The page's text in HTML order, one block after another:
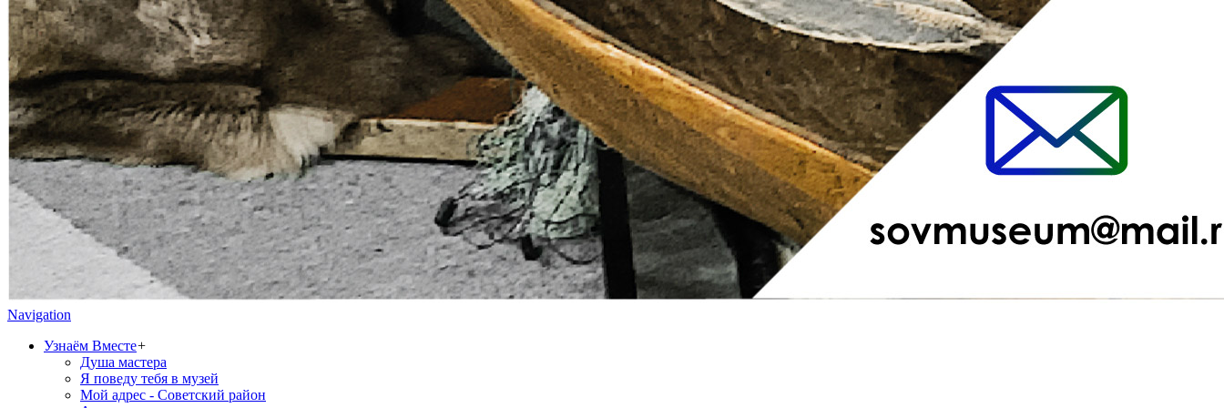
Navigation
Узнаём Вместе+
Душа мастера
Я поведу тебя в музей
Мой адрес - Советский район